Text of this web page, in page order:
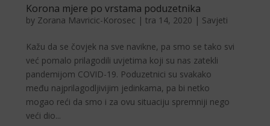
Korona mjere po vrstama poduzetnika
by Zorana Mavricic-Korosec |tra 14, 2020 | Savjeti
Kažu da se čovjek na sve navikne, pa smo se tako svi
već pomalo prilagodili uvjetima koji su nas zatekli
pandemijom COVID-19. Poduzetnici su svakako
među najprilagodljivijim jedinkama, pa bi netko
mogao reći da smo i za ovu situaciju spremniji nego
veći dio...